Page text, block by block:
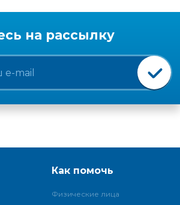
на рассылку
Как помочь
Физические лица